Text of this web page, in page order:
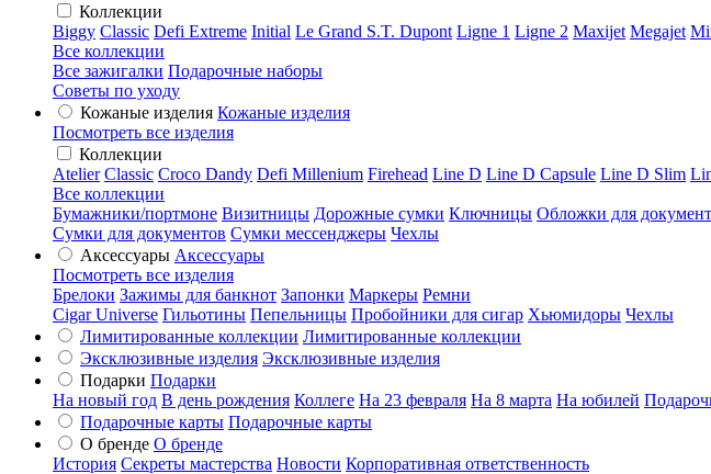
Коллекции
Biggy Classic Defi Extreme Initial Le Grand S.T. Dupont Ligne 1 Ligne 2 Maxijet Megajet
Все коллекции
Все зажигалки Подарочные наборы
Советы по уходу
Кожаные изделия Кожаные изделия
Посмотреть все изделия
Коллекции
Atelier Classic Croco Dandy Defi Millenium Firehead Line D Line D Capsule Line D Slim
Все коллекции
Бумажники/портмоне Визитницы Дорожные сумки Ключницы Обложки для
Сумки для документов Сумки мессенджеры Чехлы
Аксессуары Аксессуары
Посмотреть все изделия
Брелоки Зажимы для банкнот Запонки Маркеры Ремни
Cigar Universe Гильотины Пепельницы Пробойники для сигар Хьюмидоры Чехлы
Лимитированные коллекции Лимитированные коллекции
Эксклюзивные изделия Эксклюзивные изделия
Подарки Подарки
На новый год В день рождения Коллеге На 23 февраля На 8 марта На юбилей
Подарочные карты Подарочные карты
О бренде О бренде
История Секреты мастерства Новости Корпоративная ответственность